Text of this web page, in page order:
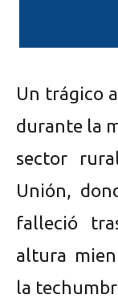
Un trágico
durante la
sector
Unión,
falleció
altura
la